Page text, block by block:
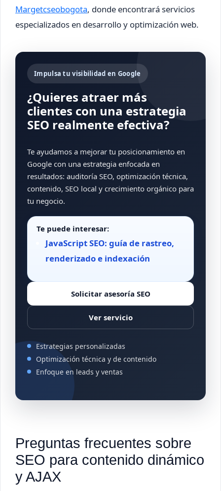
Margetcseobogota, donde encontrará servicios
especializados en desarrollo y optimización web.
Impulsa tu visibilidad en Google
¿Quieres atraer más
clientes con una estrategia
SEO realmente efectiva?
Te ayudamos a mejorar tu posicionamiento en
Google con una estrategia enfocada en
resultados: auditoría SEO, optimización técnica,
contenido, SEO local y crecimiento orgánico para
tu negocio.
Te puede interesar:
JavaScript SEO: guía de rastreo,
renderizado e indexación
Solicitar asesoría SEO
Ver servicio
Estrategias personalizadas
Optimización técnica y de contenido
Enfoque en leads y ventas
Preguntas frecuentes sobre
SEO para contenido dinámico
y AJAX